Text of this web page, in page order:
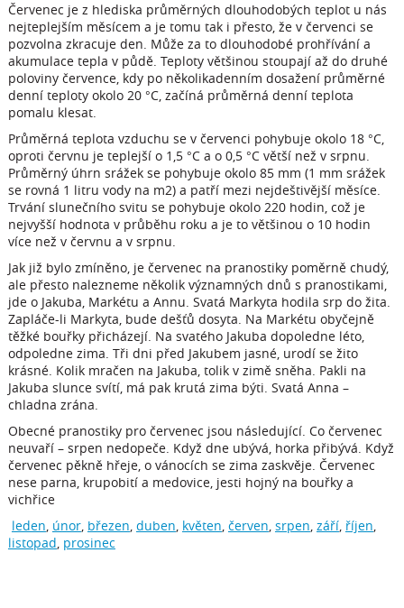
Červenec je z hlediska průměrných dlouhodobých teplot u nás
nejteplejším měsícem a je tomu tak i přesto, že v červenci se
pozvolna zkracuje den. Může za to dlouhodobé prohřívání a
akumulace tepla v půdě. Teploty většinou stoupají až do druhé
poloviny července, kdy po několikadenním dosažení průměrné
denní teploty okolo 20 °C, začíná průměrná denní teplota
pomalu klesat.
Průměrná teplota vzduchu se v červenci pohybuje okolo 18 °C,
oproti červnu je teplejší o 1,5 °C a o 0,5 °C větší než v srpnu.
Průměrný úhrn srážek se pohybuje okolo 85 mm (1 mm srážek
se rovná 1 litru vody na m2) a patří mezi nejdeštivější měsíce.
Trvání slunečního svitu se pohybuje okolo 220 hodin, což je
nejvyšší hodnota v průběhu roku a je to většinou o 10 hodin
více než v červnu a v srpnu.
Jak již bylo zmíněno, je červenec na pranostiky poměrně chudý,
ale přesto nalezneme několik významných dnů s pranostikami,
jde o Jakuba, Markétu a Annu. Svatá Markyta hodila srp do žita.
Zapláče-li Markyta, bude dešťů dosyta. Na Markétu obyčejně
těžké bouřky přicházejí. Na svatého Jakuba dopoledne léto,
odpoledne zima. Tři dni před Jakubem jasné, urodí se žito
krásné. Kolik mračen na Jakuba, tolik v zimě sněha. Pakli na
Jakuba slunce svítí, má pak krutá zima býti. Svatá Anna –
chladna zrána.
Obecné pranostiky pro červenec jsou následující. Co červenec
neuvaří – srpen nedopeče. Když dne ubývá, horka přibývá. Když
červenec pěkně hřeje, o vánocích se zima zaskvěje. Červenec
nese parna, krupobití a medovice, jesti hojný na bouřky a
vichřice
leden, únor, březen, duben, květen, červen, srpen, září, říjen,
listopad, prosinec